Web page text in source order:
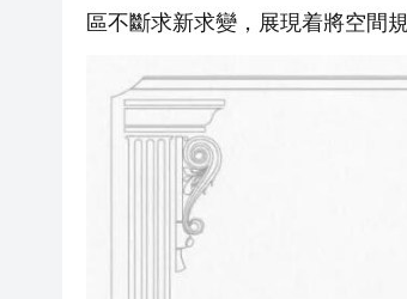
區不斷求新求變，展現着將空間